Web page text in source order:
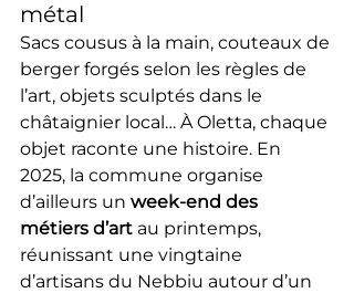
métal
Sacs cousus à la main, couteaux de
berger forgés selon les règles de
l’art, objets sculptés dans le
châtaignier local… À Oletta, chaque
objet raconte une histoire. En
2025, la commune organise
d’ailleurs un week-end des
métiers d’art au printemps,
réunissant une vingtaine
d’artisans du Nebbiu autour d’un